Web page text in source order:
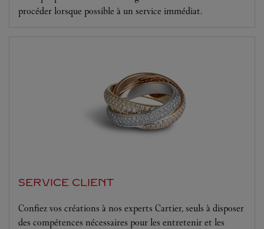
procéder lorsque possible à un service immédiat.
SERVICE CLIENT
Confiez vos créations à nos experts Cartier, seuls à disposer
des compétences nécessaires pour les entretenir et les